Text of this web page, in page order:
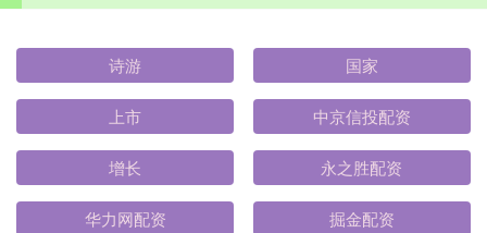
诗游 国家
上市 中京信投配资
增长 永之胜配资
华力网配资 掘金配资